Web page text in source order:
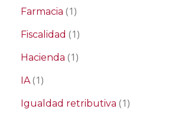
Farmacia (1)
Fiscalidad (1)
Hacienda (1)
IA(1)
Igualdad retributiva (1)